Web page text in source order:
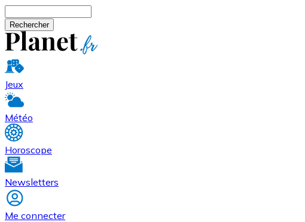
Jeux
Météo
Horoscope
Newsletters
Me connecter